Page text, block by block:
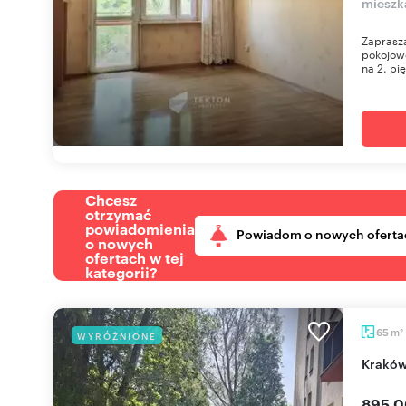
na 2.
Chcesz
otrzymać
powiadomienia
o nowych
ofertach w tej
kategorii?
Powiadom o nowych
WYRÓŻNIONE 65 m2